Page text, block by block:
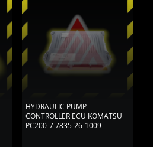
HYDRAULIC PUMP
CONTROLLER ECU KOMATSU
PC200-7 7835-26-1009